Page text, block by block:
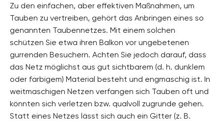
Zu den einfachen, aber effektiven Maßnahmen, um
Tauben zu vertreiben, gehört das Anbringen eines so
genannten Taubennetzes. Mit einem solchen
schützen Sie etwa ihren Balkon vor ungebetenen
gurrenden Besuchern. Achten Sie jedoch darauf, dass
das Netz möglichst aus gut sichtbarem (d. h. dunklem
oder farbigem) Material besteht und engmaschig ist. In
weitmaschigen Netzen verfangen sich Tauben oft und
könnten sich verletzen bzw. qualvoll zugrunde gehen.
Statt eines Netzes lässt sich auch ein Gitter (z. B.